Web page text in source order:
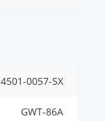
4501-0057-SX
GWT-86A